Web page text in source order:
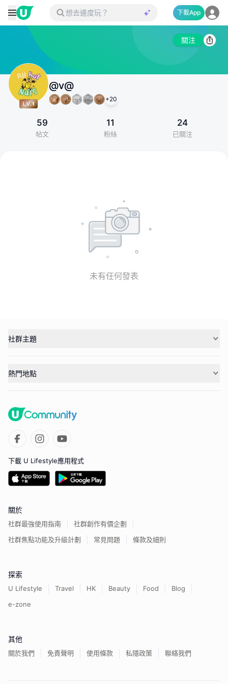
下載App
關注
@v@
+20
59
帖文
11
粉絲
24
已關注
未有任何發表
社群主題
熱門地點
下載 U Lifestyle應用程式
關於
社群最強使用指南
社群創作有價企劃
社群焦點功能及升級計劃
常見問題 條款及細則
探索
U Lifestyle Travel HK Beauty Food
Blog
e-zone
其他
關於我們 免責聲明 使用條款 私隱政策 聯絡我們